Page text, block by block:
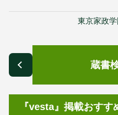
東京家政
蔵書
『vesta』掲載おす